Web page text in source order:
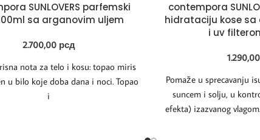
SUNLOVERS parfemski
sa arganovim uljem
2.700,00 рсд
nota za telo i kosu: topao miris
u bilo koje doba dana i noci. Topao
i
contempora
hidrataciju kose
i uv
1.290,00
Pomaže u sprecavanju
suncem i solju, u
efekta) izazvanog